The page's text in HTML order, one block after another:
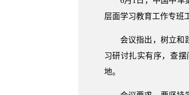
层面学习教育工作专班
会议指出，树立和
习研讨扎实有序，查
地。